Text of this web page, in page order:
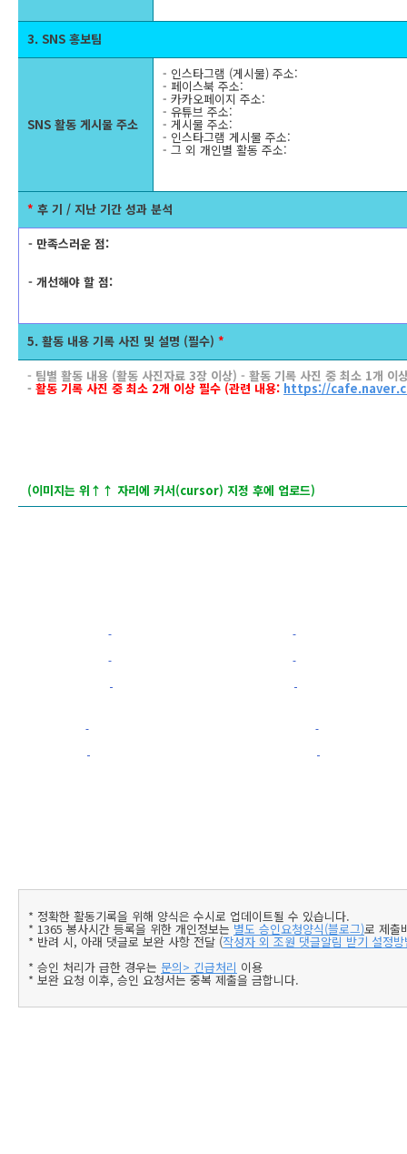
3. SNS 홍보팀
SNS 활동 게시물 주소
- 인스타그램 (게시물) 주소:
- 페이스북 주소:
- 카카오페이지 주소:
- 유튜브 주소:
- 게시물 주소:
- 인스타그램 게시물 주소:
- 그 외 개인별 활동 주소:
* 후 기 / 지난 기간 성과 분석
- 만족스러운 점:
- 개선해야 할 점:
5. 활동 내용 기록 사진 및 설명 (필수) *
- 팀별 활동 내용 (활동 사진자료 3장 이상) - 활동 기록 사진 중 최소 1개 이
- 활동 기록 사진 중 최소 2개 이상 필수 (관련 내용: https://
(이미지는 위 ↑↑ 자리에 커서(cursor) 지정 후에 업로드)
* 정확한 활동기록을 위해 양식은 수시로 업데이트될 수 있습니다.
* 1365 봉사시간 등록을 위한 개인정보는 별도 승인요청양식(블로그)로 제출
* 반려 시, 아래 댓글로 보완 사항 전달 (작성자 외 조원 댓글알림 받기 설정방
* 승인 처리가 급한 경우는 문의> 긴급처리 이용
* 보완 요청 이후, 승인 요청서는 중복 제출을 금합니다.